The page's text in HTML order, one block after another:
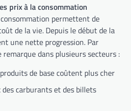
prix à la consommation
permettent de
de la vie. Depuis le début de la
une nette progression. Par
dans plusieurs secteurs :
de base coûtent plus cher
carburants et des billets